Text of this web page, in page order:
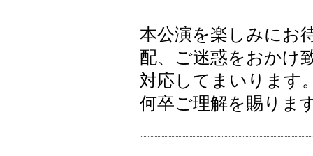
本公演を楽しみにお
配、ご迷惑をおかけ
対応してまいります
何卒ご理解を賜りま